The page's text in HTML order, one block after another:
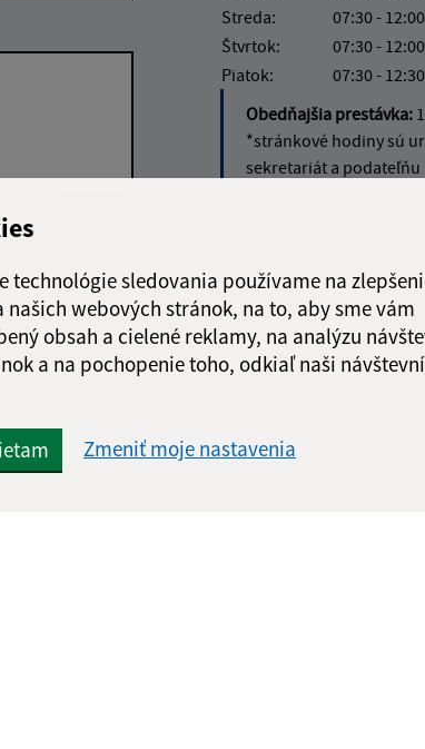
technológie sledovania používame na
webových stránok, na to, aby sme vám
obsah a cielené reklamy, na analýzu
a na pochopenie toho, odkiaľ naši
Zmeniť moje nastavenia
reCaptcha Response
správu
Streda:
07:30 - 12:00
Štvrtok:
07:30 -
Piatok:
07:30 - 12:30
Obedňajšia prestávka:
*stránkové hodiny sú
sekretariát a podateľňu